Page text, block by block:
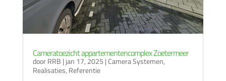
Cameratoezicht appartementencomplex Zoetermeer
doorRRB | jan 17, 2025 |Camera Systemen,
Realisaties, Referentie